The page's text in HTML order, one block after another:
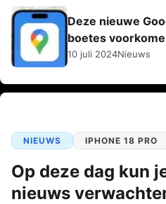
Deze nieuwe
boetes
10 juli 2024Nieuws
NIEUWS IPHONE 18 PRO
Op deze dag kun
nieuws